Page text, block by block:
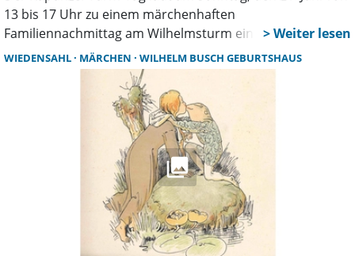
13 bis 17 Uhr zu einem märchenhaften
Familiennachmittag am Wilhelmsturm ein. Entlang des
Grimm-Märchenwegs gelangen Besucher zum Turm, wo
Lesungen, Mitmachaktionen und kleine Überraschungen
auf große und kleine Gäste warten.
WIEDENSAHL MÄRCHEN WILHELM BUSCH GEBURTSHAUS